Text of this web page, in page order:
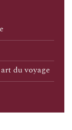
du voyage